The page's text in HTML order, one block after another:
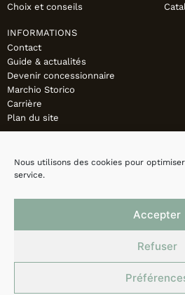
Nous utilisons des cookies pour
service.
Accepter
Refuser
Choix et conseils
INFORMATIONS
Contact
Guide & actualités
Devenir concessionnaire
Marchio Storico
Carrière
Plan du site